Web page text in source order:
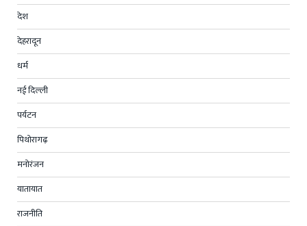
देश
देहरादून
धर्म
नई दिल्ली
पर्यटन
पिथोरागढ़
मनोरंजन
यातायात
राजनीति